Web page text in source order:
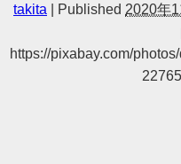
takita
Published 2020年
https://pixabay.com/